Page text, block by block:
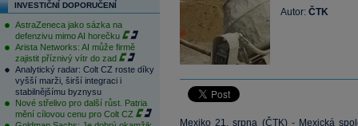
INVESTIČNÍ DOPORUČENÍ
AstraZeneca jako sázka na
defenzivu mimo AI horečku
Arista Networks: AI může firmě
zajistit příznivý vítr do zad
Analytický radar: Colt CZ roste díky
vyšší marži, širší integraci i
stabilnějšímu byznysu
Nové střelivo pro další růst. Patria
mění cílovou cenu pro Colt CZ
Autor: ČTK
Mexiko 21. srpna (ČTK) - Mexická